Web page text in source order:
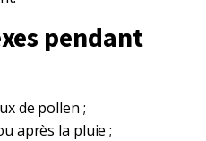
pendant
de pollen ;
après la pluie ;